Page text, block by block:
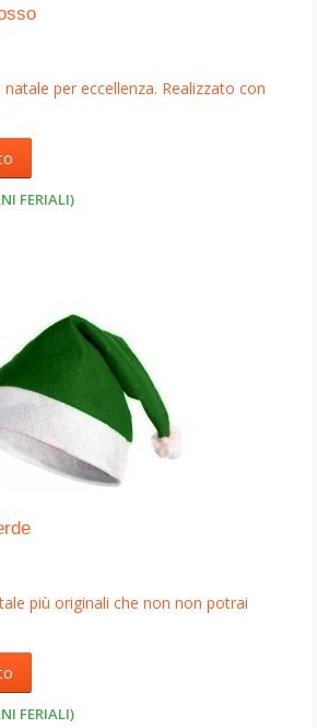
per eccellenza. Realizzato con
FERIALI)
più originali che non non potrai
FERIALI)